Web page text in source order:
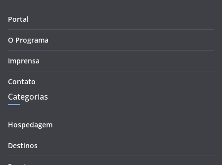
Portal
O Programa
Imprensa
Contato
Categorias
Hospedagem
Destinos